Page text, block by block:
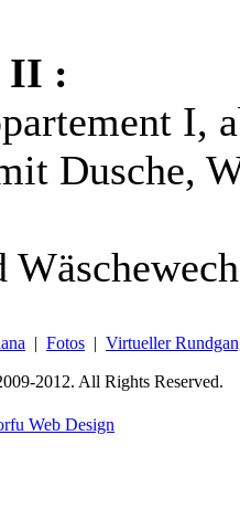
II :
I,
Dusche,
| Fotos | Virtueller
2012. All Rights Reserved.